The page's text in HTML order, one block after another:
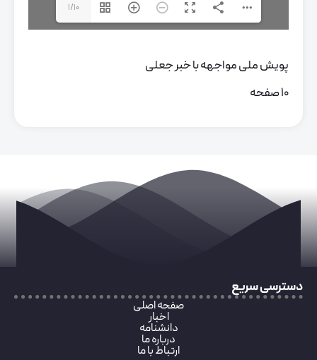
1/10
پویش ملی مواجهه با خبر جعلی
10 صفحه
دسترسی سریع
صفحه اصلی
اخبار
دانشنامه
درباره ما
ارتباط با ما